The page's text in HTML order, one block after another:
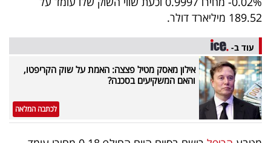
דרושים
ניוזלטרים
מייל
אדום
189.52 מיליארד דולר.
עוד ב-
אילון מאסק מטיל פצצה: האמת על שוק הקריפטו,
והאם המשקיעים בסכנה?
לכתבה המלאה